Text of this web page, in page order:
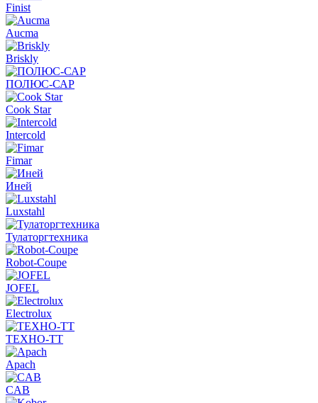
Finist
Aucma
Briskly
ПОЛЮС-САР
Cook Star
Intercold
Fimar
Иней
Luxstahl
Тулаторгтехника
Robot-Coupe
JOFEL
Electrolux
ТЕХНО-ТТ
Apach
CAB